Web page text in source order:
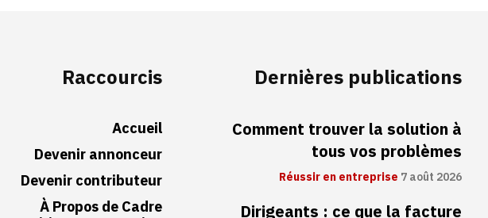
Raccourcis
Accueil
Devenir annonceur
Devenir contributeur
À Propos de Cadre
Dernières publications
Comment trouver la solution à
tous vos problèmes
Réussir en entreprise 7 août 2026
Dirigeants : ce que la facture